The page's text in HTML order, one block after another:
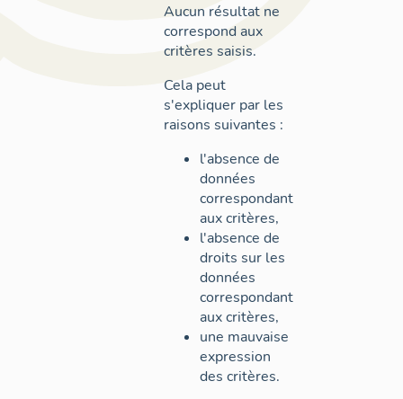
Aucun résultat ne
correspond aux
critères saisis.
Cela peut
s'expliquer par les
raisons suivantes :
l'absence de
données
correspondant
aux critères,
l'absence de
droits sur les
données
correspondant
aux critères,
une mauvaise
expression
des critères.